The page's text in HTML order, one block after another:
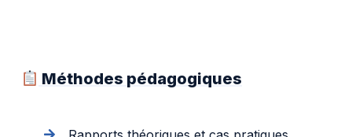
Méthodes pédagogiques